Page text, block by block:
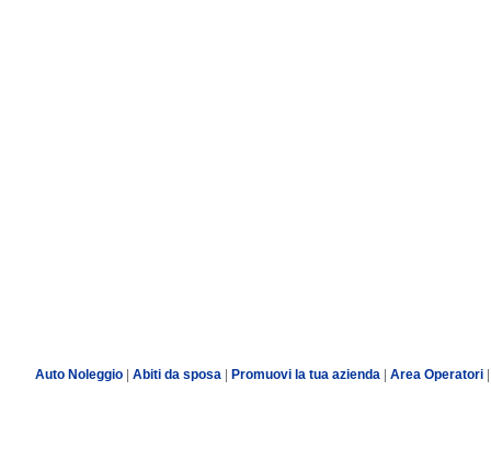
Auto Noleggio| Abiti da sposa| Promuovi la tua azienda Area Operatori